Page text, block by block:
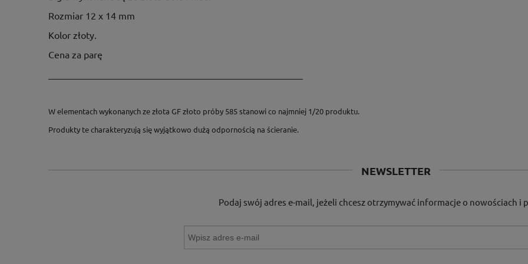
Rozmiar 12 x 14 mm
Kolor złoty.
Cena za parę
W elementach wykonanych ze złota GF złoto próby 585 stanowi co najmniej 1/20 produktu.
Produkty te charakteryzują się wyjątkowo dużą odpornością na ścieranie.
NEWSLETTER
Podaj swój adres e-mail, jeżeli chcesz otrzymywać informacje o nowościach i